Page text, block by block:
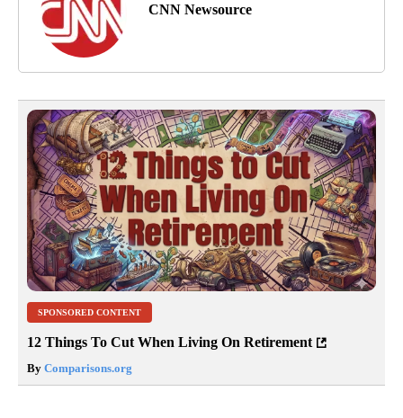
CNN Newsource
SPONSORED CONTENT
12 Things To Cut When Living On Retirement
By Comparisons.org